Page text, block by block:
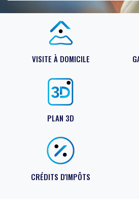
VISITE À DOMICILE
PLAN 3D
CRÉDITS D'IMPÔTS